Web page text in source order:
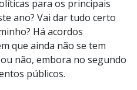
para os principais
ano? Vai dar tudo certo
Há acordos
que ainda não se tem
não, embora no segundo
públicos.